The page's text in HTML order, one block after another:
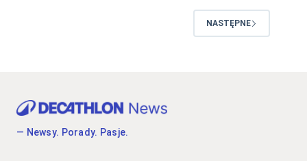
NASTĘPNE
— Newsy. Porady. Pasje.